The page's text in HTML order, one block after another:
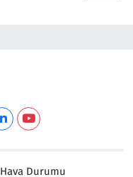
Hava Durumu